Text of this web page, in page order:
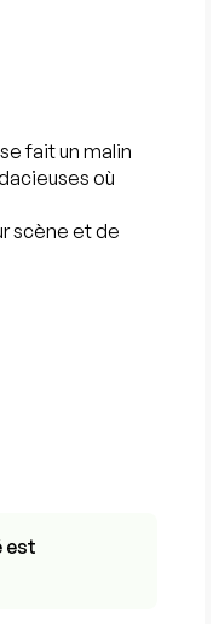
fait un malin
où
scène et de
est